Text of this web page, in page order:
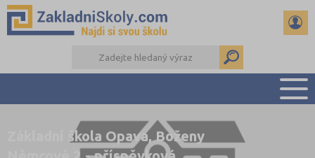
PŘEHLED ŠKOL
PŘIJÍMAČKY NA SŠ
Základní škola Opava, Boženy